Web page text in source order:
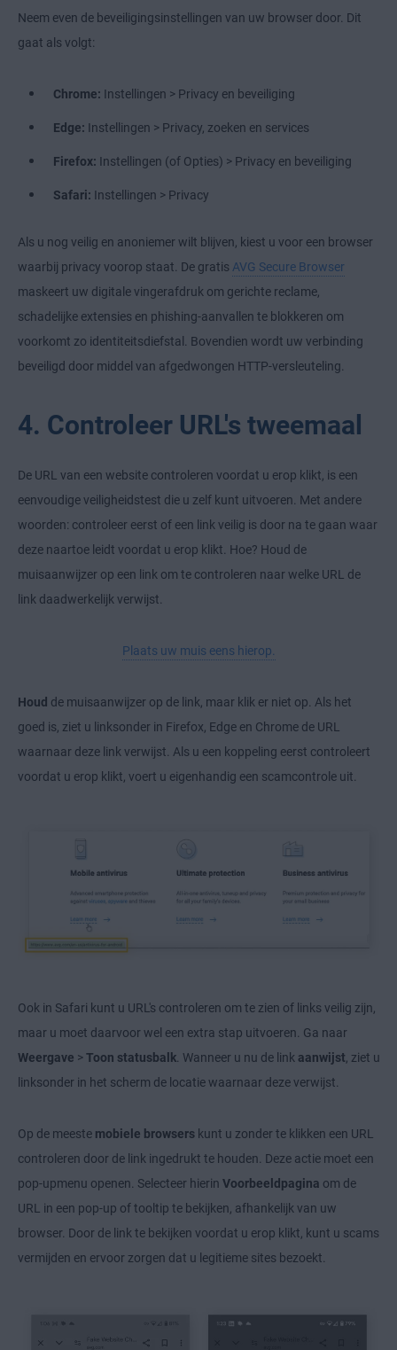
Neem even de beveiligingsinstellingen van uw browser door. Dit
gaat als volgt:
Chrome: Instellingen > Privacy en beveiliging
Edge: Instellingen > Privacy, zoeken en services
Firefox: Instellingen (of Opties) > Privacy en beveiliging
Safari: Instellingen > Privacy
Als u nog veilig en anoniemer wilt blijven, kiest u voor een browser
waarbij privacy voorop staat. De gratis AVG Secure Browser
maskeert uw digitale vingerafdruk om gerichte reclame,
schadelijke extensies en phishing-aanvallen te blokkeren om
voorkomt zo identiteitsdiefstal. Bovendien wordt uw verbinding
beveiligd door middel van afgedwongen HTTP-versleuteling.
4. Controleer URL's tweemaal
De URL van een website controleren voordat u erop klikt, is een
eenvoudige veiligheidstest die u zelf kunt uitvoeren. Met andere
woorden: controleer eerst of een link veilig is door na te gaan waar
deze naartoe leidt voordat u erop klikt. Hoe? Houd de
muisaanwijzer op een link om te controleren naar welke URL de
link daadwerkelijk verwijst.
Plaats uw muis eens hierop.
Houd de muisaanwijzer op de link, maar klik er niet op. Als het
goed is, ziet u linksonder in Firefox, Edge en Chrome de URL
waarnaar deze link verwijst. Als u een koppeling eerst controleert
voordat u erop klikt, voert u eigenhandig een scamcontrole uit.
Ook in Safari kunt u URL's controleren om te zien of links veilig zijn,
maar u moet daarvoor wel een extra stap uitvoeren. Ga naar
Weergave > Toon statusbalk . Wanneer u nu de link aanwijst , ziet u
linksonder in het scherm de locatie waarnaar deze verwijst.
Op de meeste mobiele browsers kunt u zonder te klikken een URL
controleren door de link ingedrukt te houden. Deze actie moet een
pop-upmenu openen. Selecteer hierin Voorbeeldpagina om de
URL in een pop-up of tooltip te bekijken, afhankelijk van uw
browser. Door de link te bekijken voordat u erop klikt, kunt u scams
vermijden en ervoor zorgen dat u legitieme sites bezoekt.